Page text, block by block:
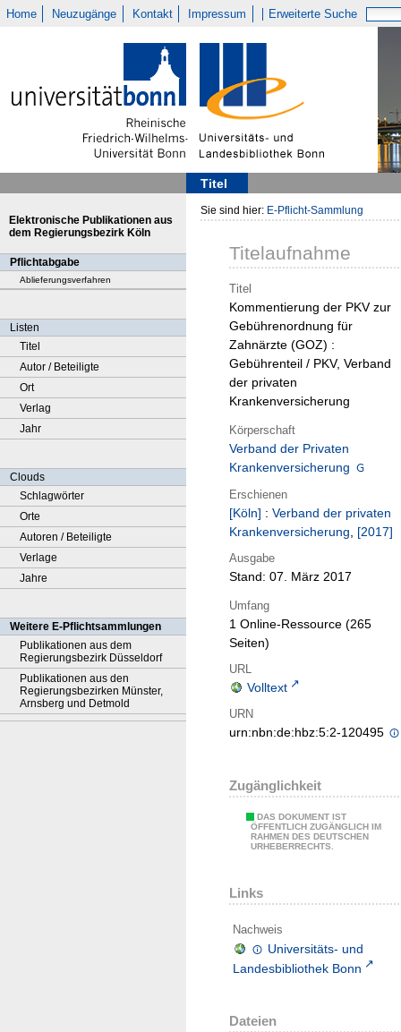
Home Neuzugänge Kontakt Impressum Erweiterte Suche
Titel
Elektronische Publikationen aus
dem Regierungsbezirk Köln
Pflichtabgabe
Ablieferungsverfahren
Listen
Titel
Autor / Beteiligte
Ort
Verlag
Jahr
Clouds
Schlagwörter
Orte
Autoren / Beteiligte
Verlage
Jahre
Weitere E-Pflichtsammlungen
Publikationen aus dem
Regierungsbezirk Düsseldorf
Publikationen aus den
Regierungsbezirken Münster,
Arnsberg und Detmold
Sie sind hier: E-Pflicht-Sammlung
Titelaufnahme
Titel
Kommentierung der PKV zur
Gebührenordnung für
Zahnärzte (GOZ) :
Gebührenteil / PKV, Verband
der privaten
Krankenversicherung
Körperschaft
Verband der Privaten
Krankenversicherung
Erschienen
[Köln] : Verband der privaten
Krankenversicherung, [2017]
Ausgabe
Stand: 07. März 2017
Umfang
1 Online-Ressource (265
Seiten)
URL
Volltext
URN
urn:nbn:de:hbz:5:2-120495
Zugänglichkeit
DAS DOKUMENT IST
ÖFFENTLICH ZUGÄNGLICH IM
RAHMEN DES DEUTSCHEN
URHEBERRECHTS.
Links
Nachweis
Universitäts- und
Landesbibliothek Bonn
Dateien